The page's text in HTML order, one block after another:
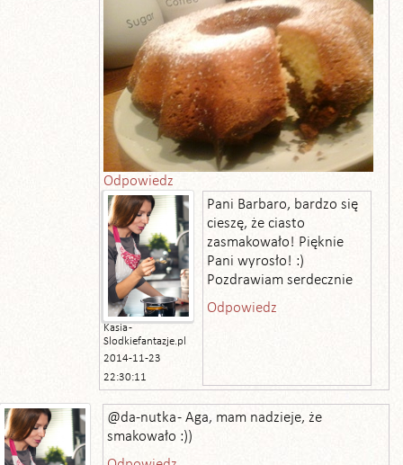
Odpowiedz
Kasia -
Slodkiefantazje.pl
2014-11-23
22:30:11
Pani Barbaro, bardzo się
cieszę, że ciasto
zasmakowało! Pięknie
Pani wyrosło! :)
Pozdrawiam serdecznie
Odpowiedz
@da-nutka - Aga, mam nadzieje, że
smakowało :))